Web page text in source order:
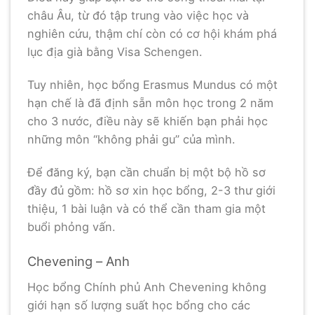
châu Âu, từ đó tập trung vào việc học và
nghiên cứu, thậm chí còn có cơ hội khám phá
lục địa già bằng Visa Schengen.
Tuy nhiên, học bổng Erasmus Mundus có một
hạn chế là đã định sẵn môn học trong 2 năm
cho 3 nước, điều này sẽ khiến bạn phải học
những môn “không phải gu” của mình.
Để đăng ký, bạn cần chuẩn bị một bộ hồ sơ
đầy đủ gồm: hồ sơ xin học bổng, 2-3 thư giới
thiệu, 1 bài luận và có thể cần tham gia một
buổi phỏng vấn.
Chevening – Anh
Học bổng Chính phủ Anh Chevening không
giới hạn số lượng suất học bổng cho các